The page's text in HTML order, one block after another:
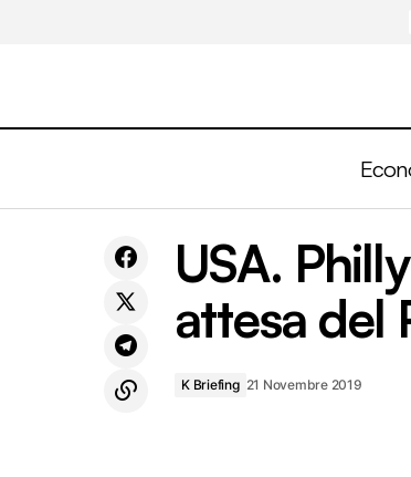
vuoto e mezzo pieno.USA.
attesa del
K Briefing 21 Novembre 2019